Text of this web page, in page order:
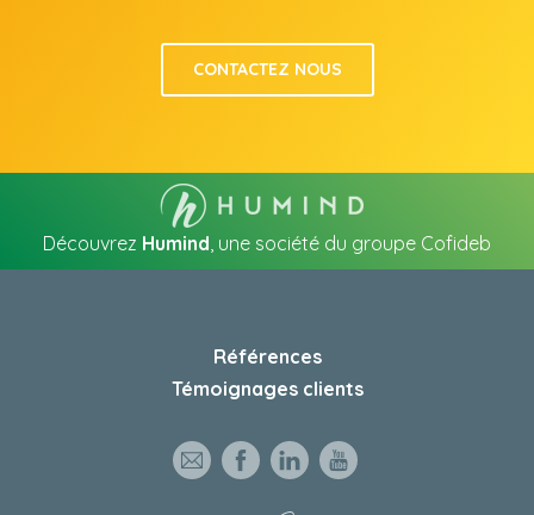
CONTACTEZ NOUS
Découvrez Humind , une société du groupe Cofideb
Références
Témoignages clients